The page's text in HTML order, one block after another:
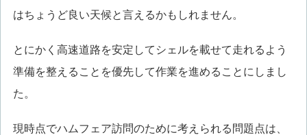
はちょうど良い天候と言えるかもしれません。
とにかく高速道路を安定してシェルを載せて走れるよう
準備を整えることを優先して作業を進めることにしまし
た。
現時点でハムフェア訪問のために考えられる問題点は、